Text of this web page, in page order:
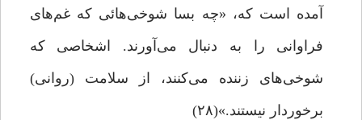
آمده است که، «چه بسا شوخی‌هائی که غم‌های
فراوانی را به دنبال می‌آورند. اشخاصی که
شوخی‌های زننده می‌کنند، از سلامت (روانی)
برخوردار نیستند.»(۲۸)